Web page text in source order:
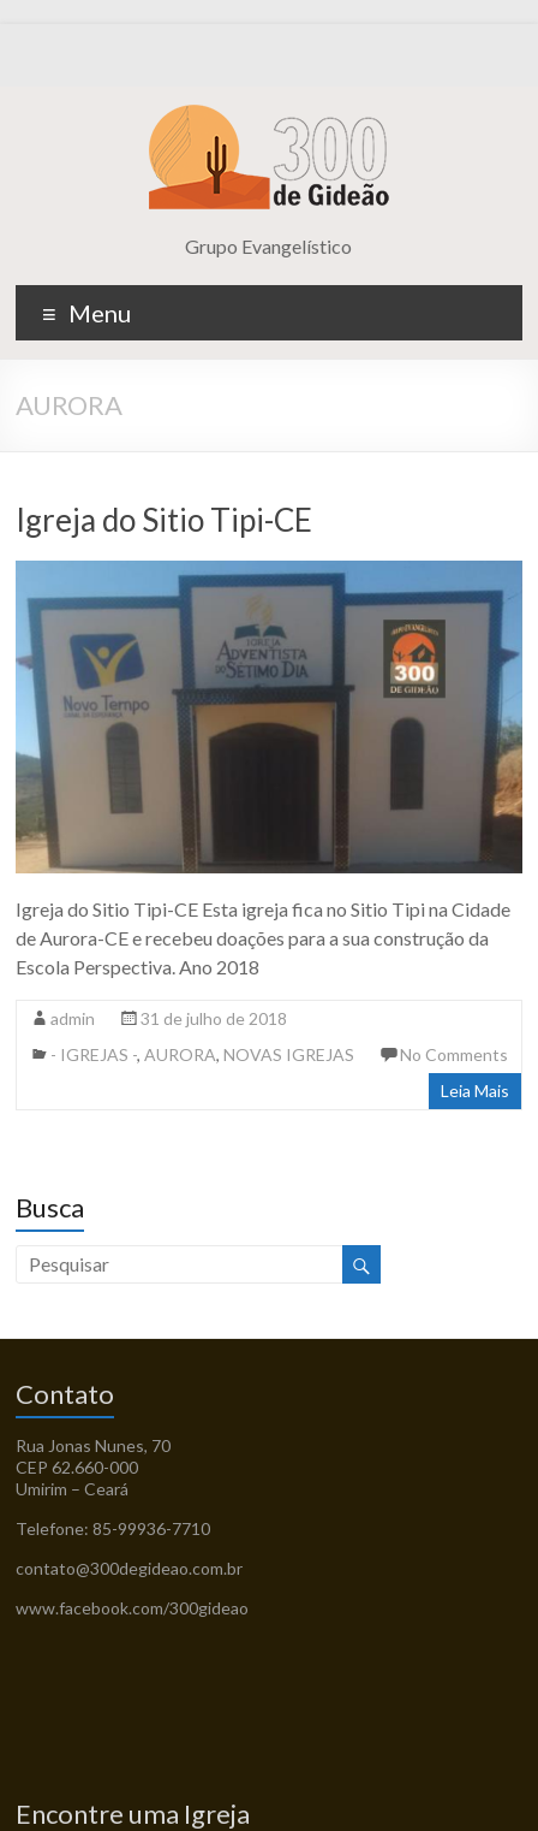
Grupo Evangelístico
Menu
AURORA
Igreja do Sitio Tipi-CE
Igreja do Sitio Tipi-CE Esta igreja fica no Sitio Tipi na Cidade
de Aurora-CE e recebeu doações para a sua construção da
Escola Perspectiva. Ano 2018
admin
31 de julho de 2018
- IGREJAS -,AURORA,NOVAS IGREJAS
No Comments
Leia Mais
Busca
Contato
Rua Jonas Nunes, 70
CEP 62.660-000
Umirim – Ceará
Telefone: 85-99936-7710
contato@300degideao.com.br
www.facebook.com/300gideao
Encontre uma Igreja